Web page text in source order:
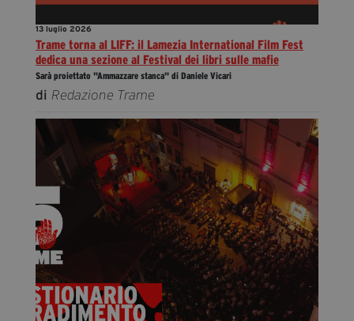
13 luglio 2026
Trame torna al LIFF: il Lamezia International Film Fest
dedica una sezione al Festival dei libri sulle mafie
Sarà proiettato "Ammazzare stanca" di Daniele Vicari
di Redazione Trame